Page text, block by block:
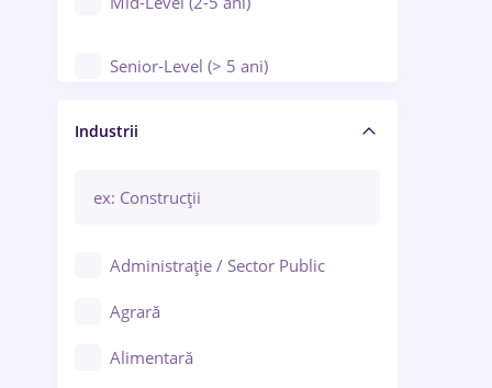
Senior-Level (> 5 ani)
Manager / Executiv
Industrii
Administrație / Sector Public
Agrară
Alimentară